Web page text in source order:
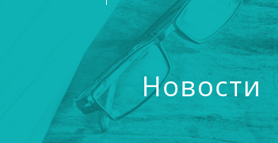
Новости